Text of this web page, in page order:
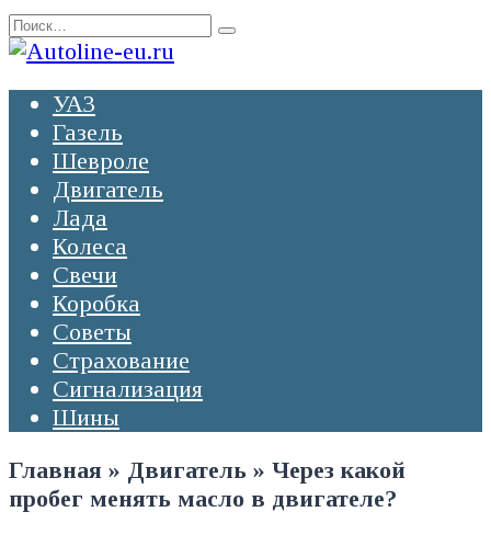
Перейти
к
Search
for:
УАЗ
Газель
Шевроле
Двигатель
Лада
Колеса
Свечи
Коробка
Советы
Страхование
Сигнализация
Шины
Главная » Двигатель » Через какой
пробег менять масло в двигателе?